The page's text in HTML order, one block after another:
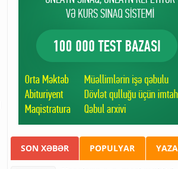
SON XƏBƏR POPULYAR